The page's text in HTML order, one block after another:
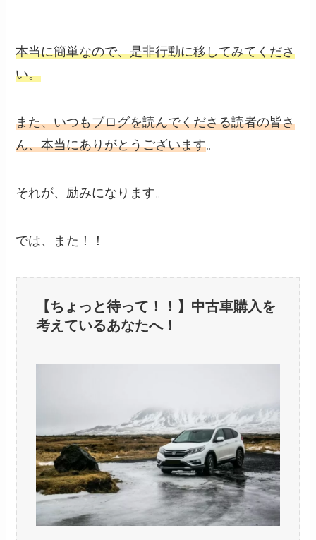
本当に簡単なので、是非行動に移してみてくださ
い。
また、いつもブログを読んでくださる読者の皆さ
ん、本当にありがとうございます。
それが、励みになります。
では、また！！
【ちょっと待って！！】中古車購入を
考えているあなたへ！